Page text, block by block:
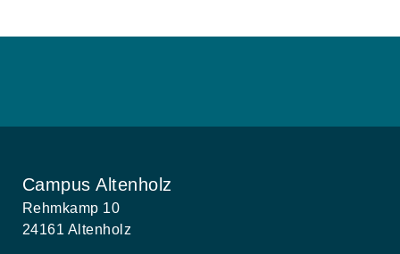
Campus Altenholz
Rehmkamp 10
24161 Altenholz